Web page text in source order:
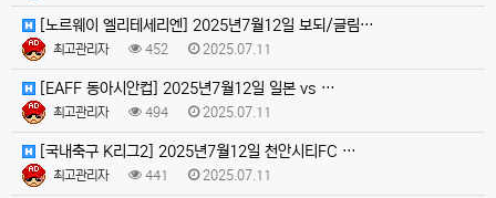
[노르웨이 엘리테세리엔] 2025년7월12일 보되/글림…
최고관리자 452 2025.07.11
[EAFF 동아시안컵] 2025년7월12일 일본 vs …
최고관리자 494 2025.07.11
[국내축구 K리그2] 2025년7월12일 천안시티FC …
최고관리자 441 2025.07.11